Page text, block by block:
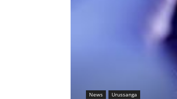
99.9
News Urussanga